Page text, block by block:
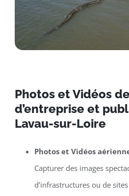
Photos et Vidéos
d’entreprise et
Lavau-sur-Loire
Photos et Vidéos
Capturer des images
d’infrastructures ou de